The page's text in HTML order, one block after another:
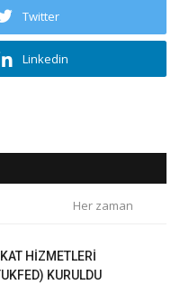
Twitter
Linkedin
Her zaman
HİZMETLERİ
KURULDU